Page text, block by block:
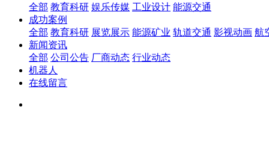
全部 教育科研 娱乐传媒 工业设计 能源交通
成功案例
全部 教育科研 展览展示 能源矿业 轨道交通 影视动画 航
新闻资讯
全部 公司公告 厂商动态 行业动态
机器人
在线留言